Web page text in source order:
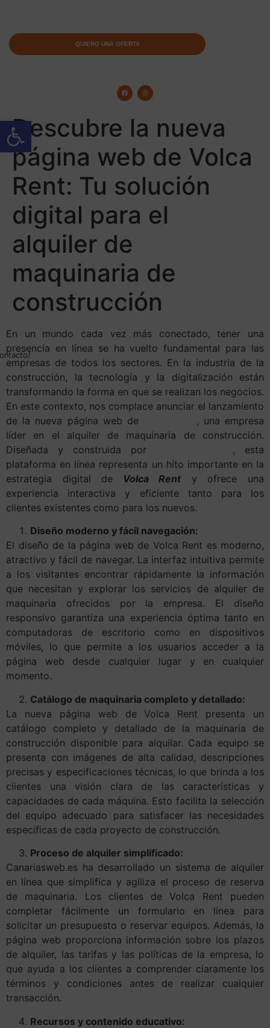
Abrir barra de herramientas
QUIERO UNA OFERTA
Descubre la nueva
página web de Volca
Rent: Tu solución
digital para el
alquiler de
maquinaria de
construcción
En un mundo cada vez más conectado, tener una
presencia en línea se ha vuelto fundamental para las
empresas de todos los sectores. En la industria de la
construcción, la tecnología y la digitalización están
transformando la forma en que se realizan los negocios.
En este contexto, nos complace anunciar el lanzamiento
de la nueva página web de
, una empresa
líder en el alquiler de maquinaria de construcción.
Diseñada y construida por
, esta
plataforma en línea representa un hito importante en la
estrategia digital de Volca Rent y ofrece una
experiencia interactiva y eficiente tanto para los
clientes existentes como para los nuevos.
Diseño moderno y fácil navegación:
El diseño de la página web de Volca Rent es moderno,
atractivo y fácil de navegar. La interfaz intuitiva permite
a los visitantes encontrar rápidamente la información
que necesitan y explorar los servicios de alquiler de
maquinaria ofrecidos por la empresa. El diseño
responsivo garantiza una experiencia óptima tanto en
computadoras de escritorio como en dispositivos
móviles, lo que permite a los usuarios acceder a la
página web desde cualquier lugar y en cualquier
momento.
Catálogo de maquinaria completo y detallado:
La nueva página web de Volca Rent presenta un
catálogo completo y detallado de la maquinaria de
construcción disponible para alquilar. Cada equipo se
presenta con imágenes de alta calidad, descripciones
precisas y especificaciones técnicas, lo que brinda a los
clientes una visión clara de las características y
capacidades de cada máquina. Esto facilita la selección
del equipo adecuado para satisfacer las necesidades
específicas de cada proyecto de construcción.
Proceso de alquiler simplificado:
Canariasweb.es ha desarrollado un sistema de alquiler
en línea que simplifica y agiliza el proceso de reserva
de maquinaria. Los clientes de Volca Rent pueden
completar fácilmente un formulario en línea para
solicitar un presupuesto o reservar equipos. Además, la
página web proporciona información sobre los plazos
de alquiler, las tarifas y las políticas de la empresa, lo
que ayuda a los clientes a comprender claramente los
términos y condiciones antes de realizar cualquier
transacción.
Recursos y contenido educativo: